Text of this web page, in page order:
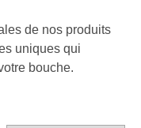
de nos produits
uniques qui
bouche.